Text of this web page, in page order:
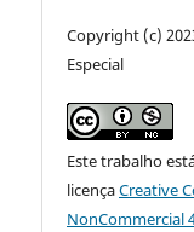
Copyright (c)
Especial
Este trabalho
licençaCreative
NonCommercial